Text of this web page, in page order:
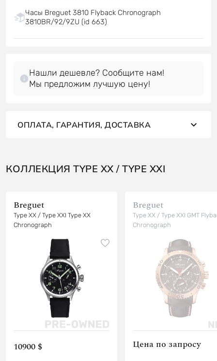
Часы Breguet 3810 Flyback Chronograph
3810BR/92/9ZU (id 663)
Нашли дешевле? Сообщите нам!
Мы предложим лучшую цену!
ОПЛАТА, ГАРАНТИЯ, ДОСТАВКА
КОЛЛЕКЦИЯ TYPE XX / TYPE XXI
Breguet
Type XX / Type XXI Type XX
Chronograph
10900 $
Breguet
Type XX / Type XXI GMT
Chronograph
Цена по запросу